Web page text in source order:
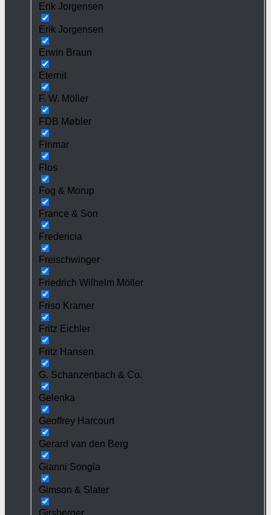
Erik Jorgensen
Erik Jorgensen
Erwin Braun
Eternit
F. W. Möller
FDB Møbler
Finmar
Flos
Fog & Morup
France & Son
Fredericia
Freischwinger
Friedrich Wilhelm Möller
Friso Kramer
Fritz Eichler
Fritz Hansen
G. Schanzenbach & Co.
Gelenka
Geoffrey Harcourt
Gerard van den Berg
Gianni Songia
Gimson & Slater
Girsberger